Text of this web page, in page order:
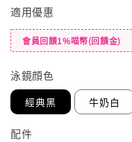
適用優惠
會員回饋1%喵幣(回饋金)
泳鏡顔色
經典黑 牛奶白
配件